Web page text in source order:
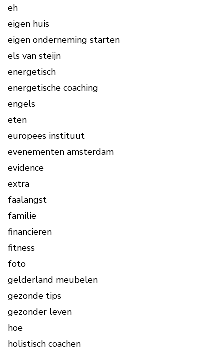
eh
eigen huis
eigen onderneming starten
els van steijn
energetisch
energetische coaching
engels
eten
europees instituut
evenementen amsterdam
evidence
extra
faalangst
familie
financieren
fitness
foto
gelderland meubelen
gezonde tips
gezonder leven
hoe
holistisch coachen